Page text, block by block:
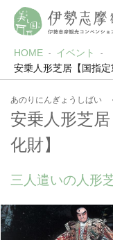
HOME
イベント
安乗人形芝居【国指定
あのりにんぎょうしばい
安乗人形芝
化財】
三人遣いの人形